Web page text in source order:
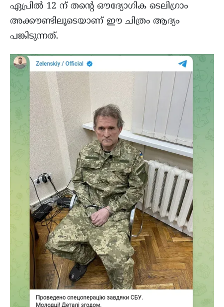
ഏപ്രിൽ 12 ന് തന്റെ ഔദ്യോഗിക ടെലിഗ്രാം
അക്കൗണ്ടിലൂടെയാണ് ഈ ചിത്രം ആദ്യം
പങ്കിടുന്നത്.